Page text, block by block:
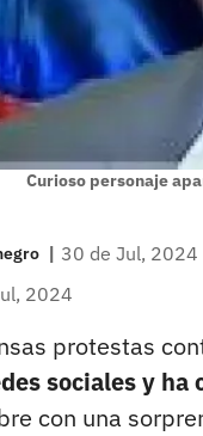
Curioso personaje
| 30 de Jul, 2024
2024
protestas
sociales y
con una